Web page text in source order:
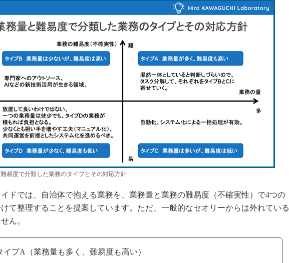
易度で分類した業務のタイプとその対応方針
ドでは、自治体で抱える業務を、業務量と業務の難易度（不確実性）で4つの
て整理することを提案しています。ただ、一般的なセオリーからは外れている
ん。
イプA（業務量も多く、難易度も高い）